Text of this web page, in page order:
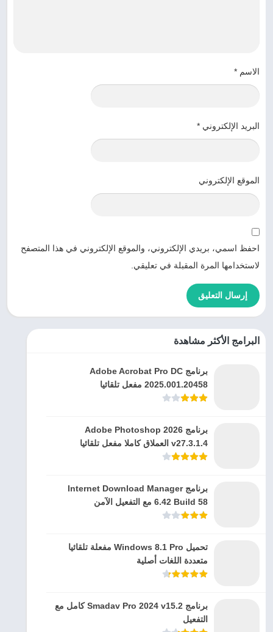
الاسم *
البريد الإلكتروني *
الموقع الإلكتروني
احفظ اسمي، بريدي الإلكتروني، والموقع الإلكتروني في هذا المتصفح
لاستخدامها المرة المقبلة في تعليقي.
البرامج الأكثر مشاهدة
برنامج Adobe Acrobat Pro DC
2025.001.20458 مفعل تلقائيا
برنامج Adobe Photoshop 2026
v27.3.1.4 العملاق كاملا مفعل تلقائيا
برنامج Internet Download Manager
6.42 Build 58 مع التفعيل الآمن
تحميل Windows 8.1 Pro مفعلة تلقائيا
متعددة اللغات أصلية
برنامج Smadav Pro 2024 v15.2 كامل مع
التفعيل